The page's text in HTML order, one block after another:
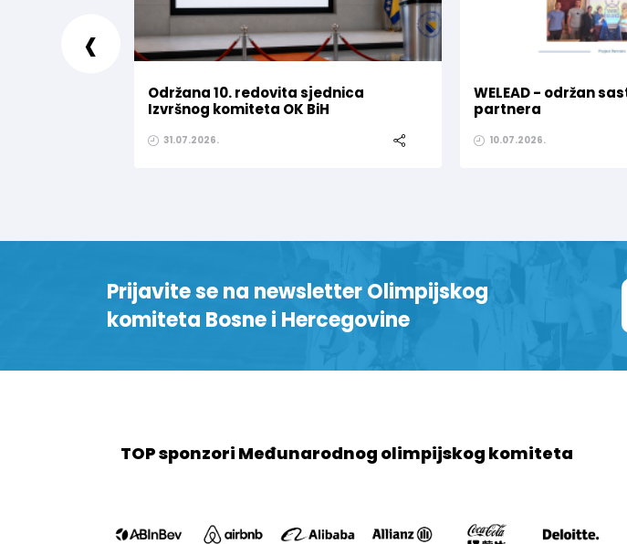
Održana 10. redovita sjednica
Izvršnog komiteta OK BiH
31.07.2026.
WELEAD - održan
partnera
10.07.2026.
‹
Prijavite se na newsletter Olimpijskog
komiteta Bosne i Hercegovine
TOP sponzori Međunarodnog olimpijskog komiteta